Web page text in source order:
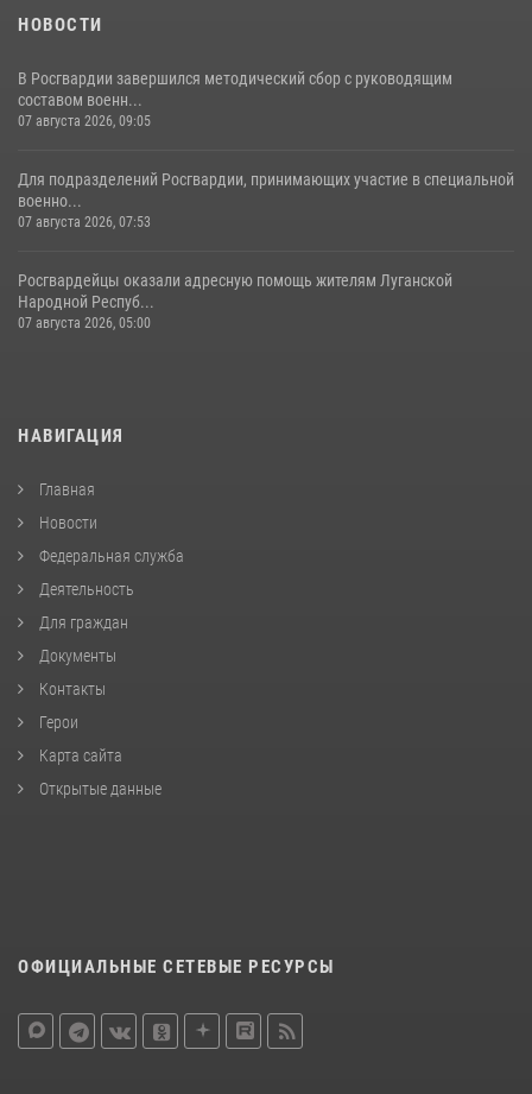
НОВОСТИ
В Росгвардии завершился методический сбор с руководящим
составом военн...
07 августа 2026, 09:05
Для подразделений Росгвардии, принимающих участие в специальной
военно...
07 августа 2026, 07:53
Росгвардейцы оказали адресную помощь жителям Луганской
Народной Респуб...
07 августа 2026, 05:00
НАВИГАЦИЯ
Главная
Новости
Федеральная служба
Деятельность
Для граждан
Документы
Контакты
Герои
Карта сайта
Открытые данные
ОФИЦИАЛЬНЫЕ СЕТЕВЫЕ РЕСУРСЫ